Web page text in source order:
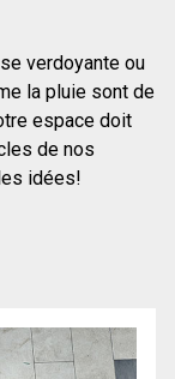
verdoyante ou
la pluie sont de
espace doit
de nos
idées!